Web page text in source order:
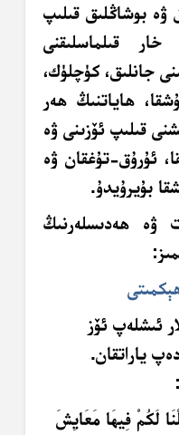
ۋە بوشاڭلىق قىلىپ
خار قىلماسلىقنى
جانلىق، كۈچلۈك،
ھاياتنىڭ ھەر
قىلىپ ئۆزىنى ۋە
ئۇرۇق-تۇغقان ۋە
بۇيرۇيدۇ.
ۋە ھەدىسلەرنىڭ
ئىشلەپ ئۆز
ياراتقان.
نا لكم فيهَا معايش